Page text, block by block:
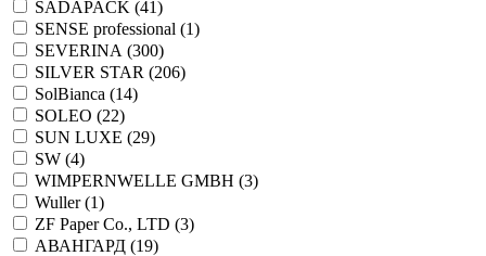
SADAPACK (41)
SENSE professional (1)
SEVERINA (300)
SILVER STAR (206)
SolBianca (14)
SOLEO (22)
SUN LUXE (29)
SW (4)
WIMPERNWELLE GMBH (3)
Wuller (1)
ZF Paper Co., LTD (3)
АВАНГАРД (19)